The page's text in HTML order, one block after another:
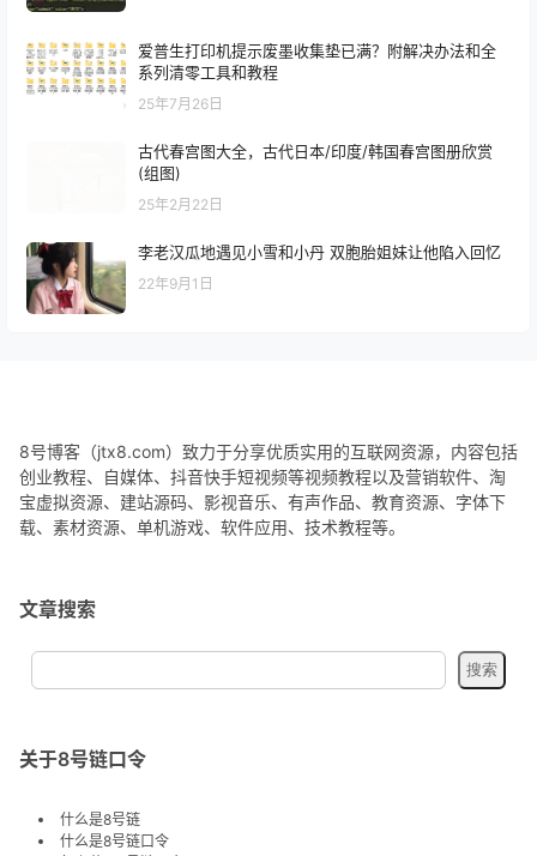
爱普生打印机提示废墨收集垫已满？附解决办法和全
系列清零工具和教程
25年7月26日
古代春宫图大全，古代日本/印度/韩国春宫图册欣赏
(组图)
25年2月22日
李老汉瓜地遇见小雪和小丹 双胞胎姐妹让他陷入回忆
22年9月1日
8号博客（jtx8.com）致力于分享优质实用的互联网资源，内容包括
创业教程、自媒体、抖音快手短视频等视频教程以及营销软件、淘
宝虚拟资源、建站源码、影视音乐、有声作品、教育资源、字体下
载、素材资源、单机游戏、软件应用、技术教程等。
文章搜索
关于8号链口令
什么是8号链
什么是8号链口令